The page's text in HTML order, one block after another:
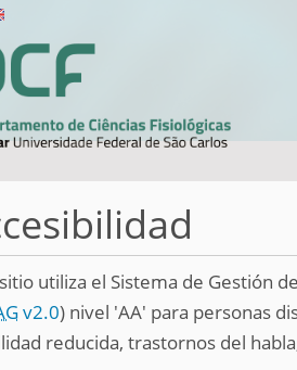
utiliza el Sistema de Gestión
v2.0) nivel 'AA' para personas
reducida, trastornos del